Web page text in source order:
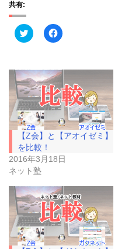
共有:
ク
リ
て
T
w
i
t
t
e
r
で
共
有
(
新
し
い
ウ
ィ
ン
ド
ウ
で
開
き
ま
F
a
o
o
k
で
共
有
す
る
に
は
リ
ッ
て
く
だ
さ
い
(
新
し
い
【Z会】と【アオイゼミ】
を比較！
2016年3月18日
ネット塾